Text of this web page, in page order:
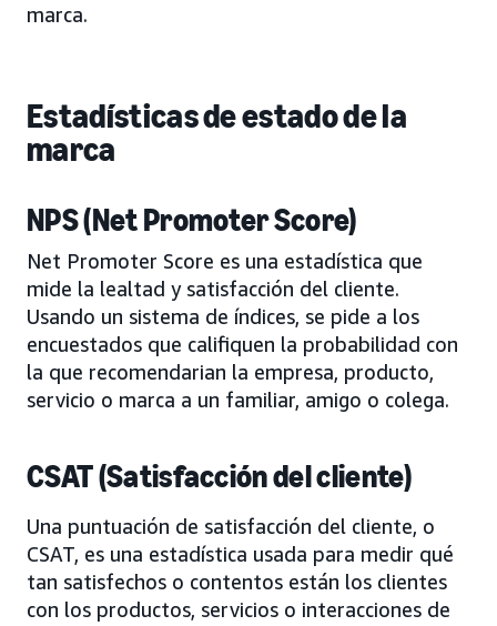
marca.
Estadísticas de estado de la
marca
NPS (Net Promoter Score)
Net Promoter Score es una estadística que
mide la lealtad y satisfacción del cliente.
Usando un sistema de índices, se pide a los
encuestados que califiquen la probabilidad con
la que recomendarian la empresa, producto,
servicio o marca a un familiar, amigo o colega.
CSAT (Satisfacción del cliente)
Una puntuación de satisfacción del cliente, o
CSAT, es una estadística usada para medir qué
tan satisfechos o contentos están los clientes
con los productos, servicios o interacciones de